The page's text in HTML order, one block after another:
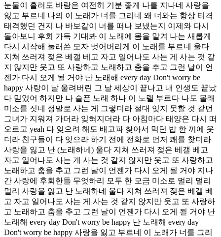
눈물이 흘러도 바람은 여전히 기분 좋게 나를 지나네 사랑을
잃고 부르네 나의 이 노래가 너를 그리네 왜 너와는 항상 티격
태격했던 건지 나 바보같이 너를 떠나 보냈는지 이제와 다시
돌아보니 후회 가득 기대봐 이 노래에 몸을 맡겨 나는 새롭게
다시 시작해 눌러쓴 모자 벗어버리게 이 노래를 부르네 울다
지쳐 쓰러져 젖은 베갤 베고 자고 일어나도 사는 게 사는 것 같
지 않지만 웃고 또 사랑하고 노래하고 춤을 추고 그런 날이 언
젠가 다시 오게 될 거야 난 노래해 every day Don't worry be
happy 사랑이 날 울려버린 그 날 세상이 끝나고 내 인생도 끝났
다 믿었어 하지만 나 슬픈 노래 하나 이 노랠 부르다 나도 몰래
미소를 짓네 정말로 사는 게 그렇더라 절대 잊지 못할 것 같던
그녀가 지워져 가더라 잊혀지더라 다 아침마다 태양은 다시 떠
오르고 yeah 다 잊으려 해도 배고파 찾아서 먹던 밥 한 끼에 웃
더라 친구들이 다 잊으라 하기 전에 전화로 먼저 쾌를 찾더라
사랑을 잃고 난 (노래하네) 울다 지쳐 쓰러져 젖은 베갤 베고
자고 일어나도 사는 게 사는 것 같지 않지만 웃고 또 사랑하고
노래하고 춤을 추고 그런 날이 언젠가 다시 오게 될 거야 지나
간 사랑에 후회한들 무엇하리 모두 한 모금 미소로 멀리 멀리
멀리 사랑을 잃고 난 노래하네 울다 지쳐 쓰러져 젖은 베갤 베
고 자고 일어나도 사는 게 사는 것 같지 않지만 웃고 또 사랑하
고 노래하고 춤을 추고 그런 날이 언젠가 다시 오게 될 거야 난
노래해 every day Don't worry be happy 난 노래해 every day
Don't worry be happy 사랑을 잃고 부르네 이 노래가 너를 그리